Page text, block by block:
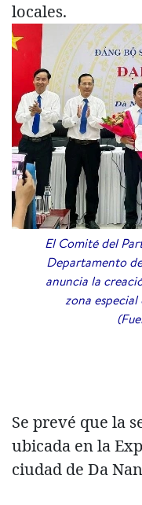
locales.
El Comité del
Departamento
anuncia la
zona especial
Se prevé que la
ubicada en la
ciudad de Da